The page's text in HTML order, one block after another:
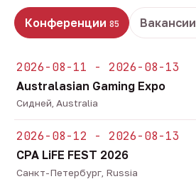
Конференции 85 Вакансии
2026-08-11 - 2026-08-13
Australasian Gaming Expo
Сидней, Australia
2026-08-12 - 2026-08-13
CPA LiFE FEST 2026
Санкт-Петербург, Russia